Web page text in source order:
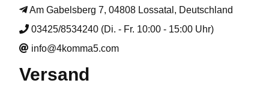
Am Gabelsberg 7, 04808 Lossatal, Deutschland
03425/8534240 (Di. - Fr. 10:00 - 15:00 Uhr)
info@4komma5.com
Versand